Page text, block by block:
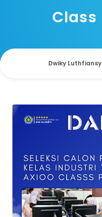
Class
Dwiky